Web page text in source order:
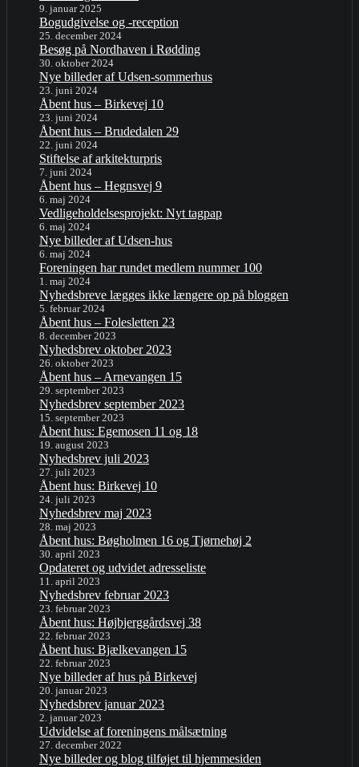
9. januar 2025
Bogudgivelse og -reception
25. december 2024
Besøg på Nordhaven i Rødding
30. oktober 2024
Nye billeder af Udsen-sommerhus
23. juni 2024
Åbent hus – Birkevej 10
23. juni 2024
Åbent hus – Brudedalen 29
22. juni 2024
Stiftelse af arkitekturpris
7. juni 2024
Åbent hus – Hegnsvej 9
6. maj 2024
Vedligeholdelsesprojekt: Nyt tagpap
6. maj 2024
Nye billeder af Udsen-hus
6. maj 2024
Foreningen har rundet medlem nummer 100
1. maj 2024
Nyhedsbreve lægges ikke længere op på bloggen
5. februar 2024
Åbent hus – Folesletten 23
8. december 2023
Nyhedsbrev oktober 2023
26. oktober 2023
Åbent hus – Arnevangen 15
29. september 2023
Nyhedsbrev september 2023
15. september 2023
Åbent hus: Egemosen 11 og 18
19. august 2023
Nyhedsbrev juli 2023
27. juli 2023
Åbent hus: Birkevej 10
24. juli 2023
Nyhedsbrev maj 2023
28. maj 2023
Åbent hus: Bøgholmen 16 og Tjørnehøj 2
30. april 2023
Opdateret og udvidet adresseliste
11. april 2023
Nyhedsbrev februar 2023
23. februar 2023
Åbent hus: Højbjerggårdsvej 38
22. februar 2023
Åbent hus: Bjælkevangen 15
22. februar 2023
Nye billeder af hus på Birkevej
20. januar 2023
Nyhedsbrev januar 2023
2. januar 2023
Udvidelse af foreningens målsætning
27. december 2022
Nye billeder og blog tilføjet til hjemmesiden